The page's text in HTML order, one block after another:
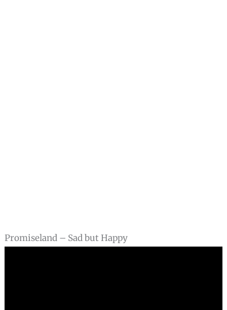
Promiseland – Sad but Happy